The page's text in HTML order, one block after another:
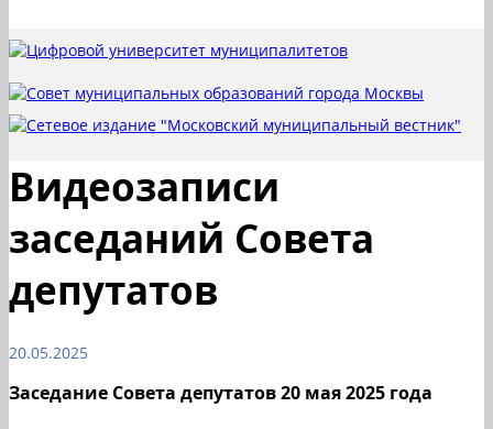
Видеозаписи
заседаний Совета
депутатов
20.05.2025
Заседание Совета депутатов 20 мая 2025 года